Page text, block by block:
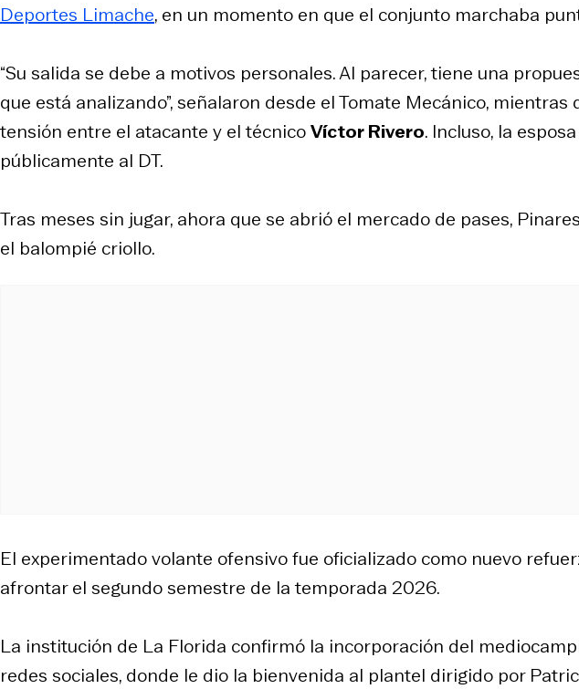
Deportes Limache, en un momento en que el conjunto marchaba
“Su salida se debe a motivos personales. Al parecer, tiene una
que está analizando”, señalaron desde el Tomate Mecánico,
tensión entre el atacante y el técnicoVíctor Rivero. Incluso, la
públicamente al DT.
Tras meses sin jugar, ahora que se abrió el mercado de pases,
el balompié criollo.
El experimentado volante ofensivo fue oficializado como nuevo
afrontar el segundo semestre de la temporada 2026.
La institución de La Florida confirmó la incorporación del
redes sociales, donde le dio la bienvenida al plantel dirigido por